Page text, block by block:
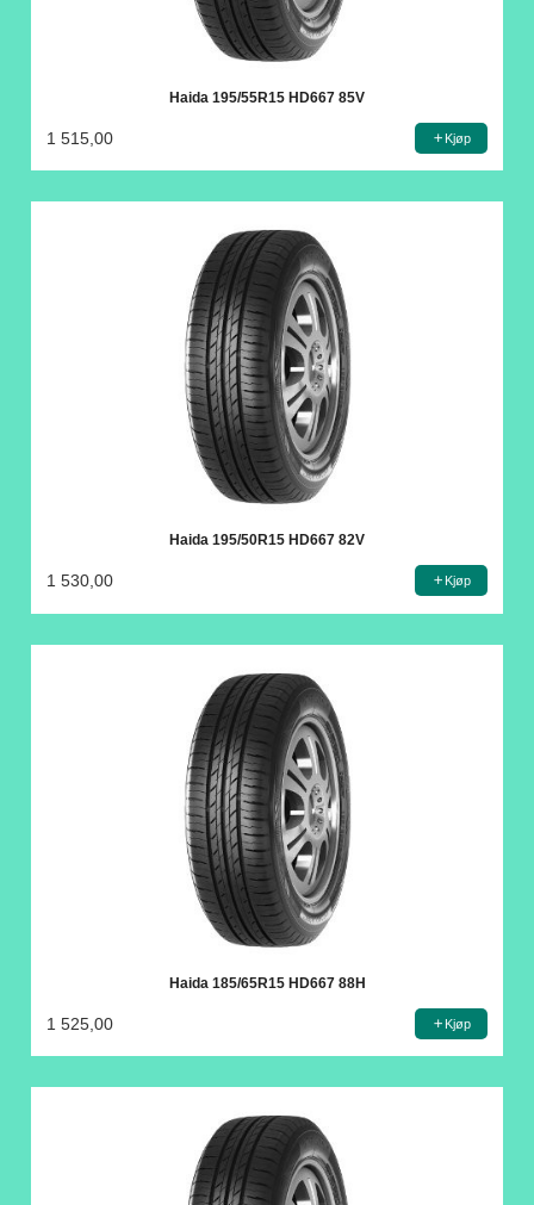
Haida 195/55R15 HD667 85V
1 515,00 Kjøp
Haida 195/50R15 HD667 82V
1 530,00 Kjøp
Haida 185/65R15 HD667 88H
1 525,00 Kjøp